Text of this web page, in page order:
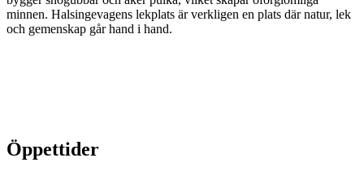
minnen. Halsingevagens lekplats är verkligen en plats där natur, lek
och gemenskap går hand i hand.
Öppettider